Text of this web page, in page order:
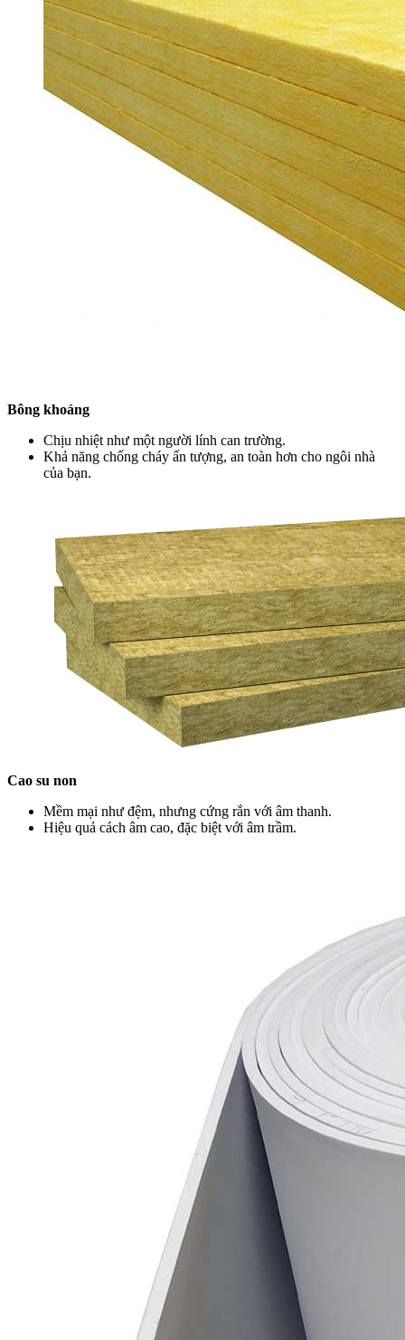
Bông khoáng
Chịu nhiệt như một người lính can trường.
Khả năng chống cháy ấn tượng, an toàn hơn cho ngôi nhà
của bạn.
Cao su non
Mềm mại như đệm, nhưng cứng rắn với âm thanh.
Hiệu quả cách âm cao, đặc biệt với âm trầm.